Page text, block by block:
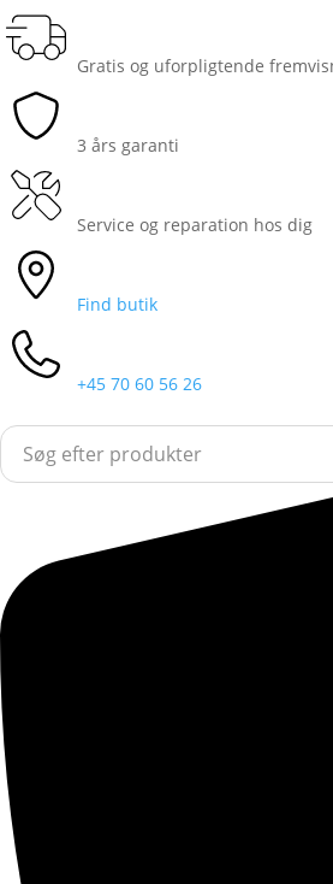
Gratis og uforpligtende
3 års garanti
Service og reparation hos dig
Find butik
+45 70 60 56 26